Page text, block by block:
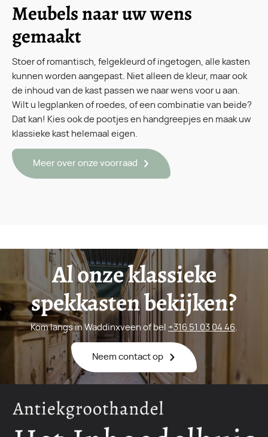
Meubels naar uw wens
gemaakt
Stoer of romantisch, felgekleurd of ingetogen, alle kasten
kunnen worden aangepast. Niet alleen de kleur, maar ook
de inhoud van de kast passen we naar wens voor u aan.
Wilt u legplanken of roedes, of een combinatie van beide?
Dat kan! Kies ook de pootjes en handgreepjes en maak uw
klassieke kast helemaal eigen.
Meer over onze voorraad
Al onze klassieke
spekkasten bekijken?
Kom langs in Waddinxveen of bel +316 51 03 04 46.
Neem contact op